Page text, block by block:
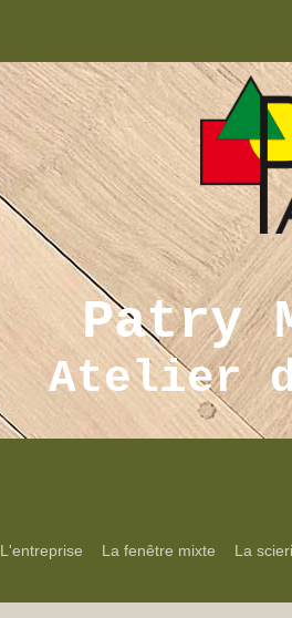
Patry
Atelier
L'entreprise La fenêtre mixte La